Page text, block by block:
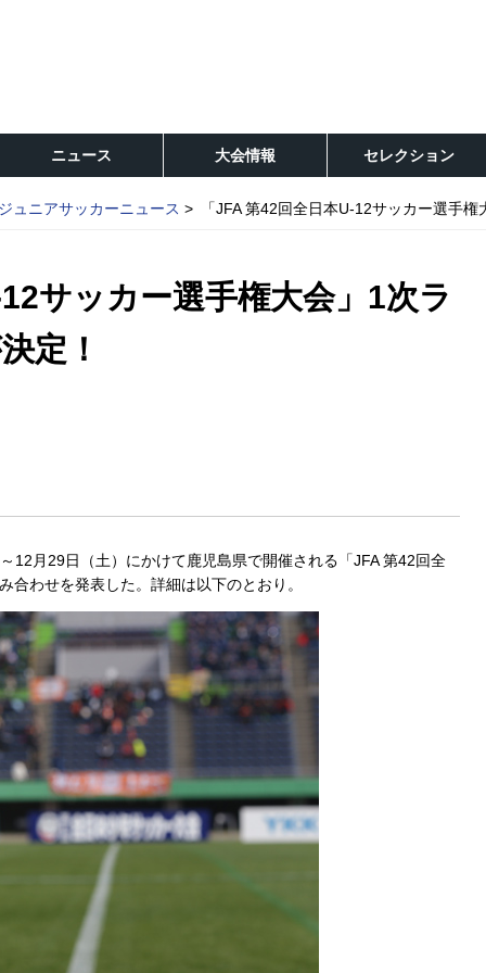
ニュース 大会情報 セレクション
ュニアサッカーニュース 「JFA 第42回全日本U-12サッカー選手
サッカー選手権大会」1次ラ
定！
12月29日（土）にかけて鹿児島県で開催される「JFA 第42回全
わせを発表した。詳細は以下のとおり。